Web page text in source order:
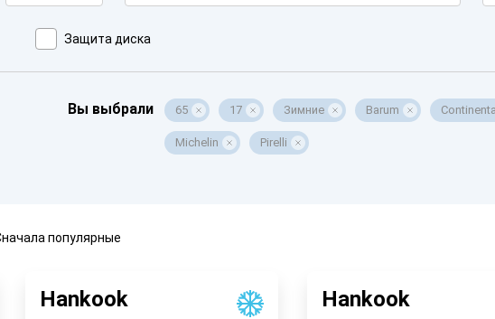
Защита диска
Вы выбрали 65 17 Зимние Barum
Michelin Pirelli
популярные
Hankook Hankook